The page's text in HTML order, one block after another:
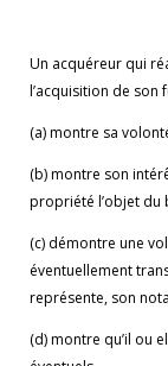
Un acquéreur qui
l’acquisition de son
(a) montre sa
(b) montre son
propriété l’objet du
(c) démontre une
éventuellement
représente, son
(d) montre qu’il ou